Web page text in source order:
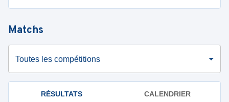
Matchs
Toutes les compétitions
RÉSULTATS CALENDRIER